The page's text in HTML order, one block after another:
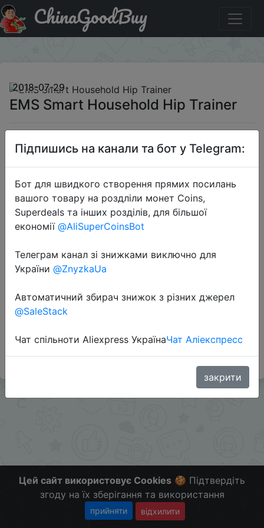
Купити на розпродажі EMS Smart Household Hip Trainer
ChinaGoodBuy
2018-07-29
EMS Smart Household Hip Trainer
$4.99
Sale
Перейти до магазину
Додаткова інформація відсутня.
Слідкуйте за знижками на мобільному, в телеграм
ZnyzhkaUA
Цей сайт використовує Cookies 🍪 Підтвердіть
згоду на їх зберігання та використання
прийняти відхилити
Підпишись на канали та бот у Telegram:
Бот для швидкого створення прямих посилань
вашого товару на роздліли монет Coins,
Superdeals та інших розділів, для більшої
економії @AliSuperCoinsBot
Телеграм канал зі знижками виключно для
України @ZnyzkaUa
Автоматичний збирач знижок з різних джерел
@SaleStack
Чат спільноти Aliexpress УкраїнаЧат Аліекспресс
закрити